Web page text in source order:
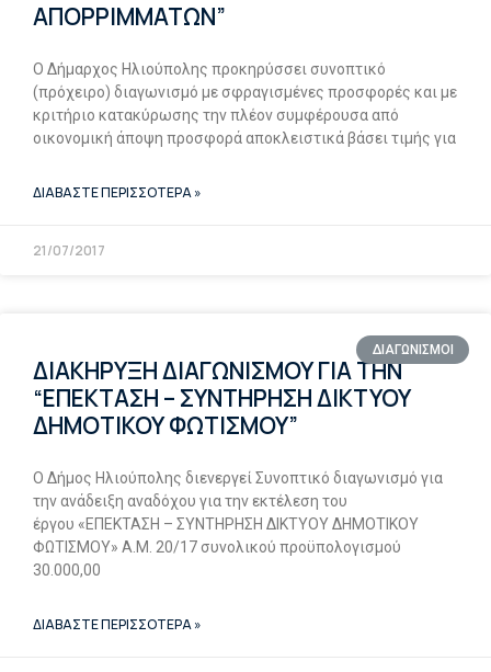
ΑΠΟΡΡΙΜΜΑΤΩΝ”
Ο Δήμαρχος Ηλιούπολης προκηρύσσει συνοπτικό
(πρόχειρο) διαγωνισμό με σφραγισμένες προσφορές και με
κριτήριο κατακύρωσης την πλέον συμφέρουσα από
οικονομική άποψη προσφορά αποκλειστικά βάσει τιμής για
ΔΙΑΒΑΣΤΕ ΠΕΡΙΣΣΟΤΕΡΑ »
21/07/2017
ΔΙΑΓΩΝΙΣΜΟΙ
ΔΙΑΚΗΡΥΞΗ ΔΙΑΓΩΝΙΣΜΟΥ ΓΙΑ ΤΗΝ
“ΕΠΕΚΤΑΣΗ – ΣΥΝΤΗΡΗΣΗ ΔΙΚΤΥΟΥ
ΔΗΜΟΤΙΚΟΥ ΦΩΤΙΣΜΟΥ”
Ο Δήμος Ηλιούπολης διενεργεί Συνοπτικό διαγωνισμό για
την ανάδειξη αναδόχου για την εκτέλεση του
έργου «ΕΠΕΚΤΑΣΗ – ΣΥΝΤΗΡΗΣΗ ΔΙΚΤΥΟΥ ΔΗΜΟΤΙΚΟΥ
ΦΩΤΙΣΜΟΥ» Α.Μ. 20/17 συνολικού προϋπολογισμού
30.000,00
ΔΙΑΒΑΣΤΕ ΠΕΡΙΣΣΟΤΕΡΑ »